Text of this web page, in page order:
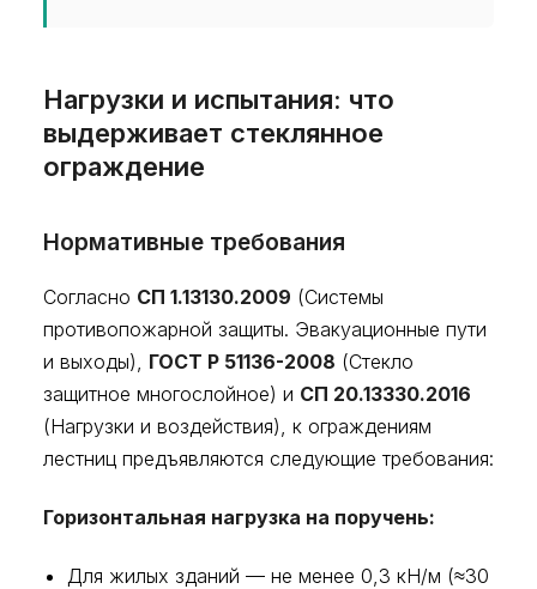
Нагрузки и испытания: что
выдерживает стеклянное
ограждение
Нормативные требования
Согласно СП 1.13130.2009 (Системы
противопожарной защиты. Эвакуационные пути
и выходы), ГОСТ Р 51136-2008 (Стекло
защитное многослойное) и СП 20.13330.2016
(Нагрузки и воздействия), к ограждениям
лестниц предъявляются следующие требования:
Горизонтальная нагрузка на поручень:
Для жилых зданий — не менее 0,3 кН/м (≈30